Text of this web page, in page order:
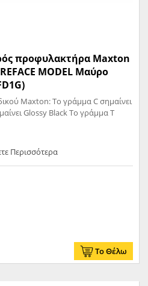
προφυλακτήρα Maxton
MODEL Μαύρο
Maxton: Το γράμμα C σημαίνει
Glossy Black Το γράμμα T
Περισσότερα
Το Θέλω